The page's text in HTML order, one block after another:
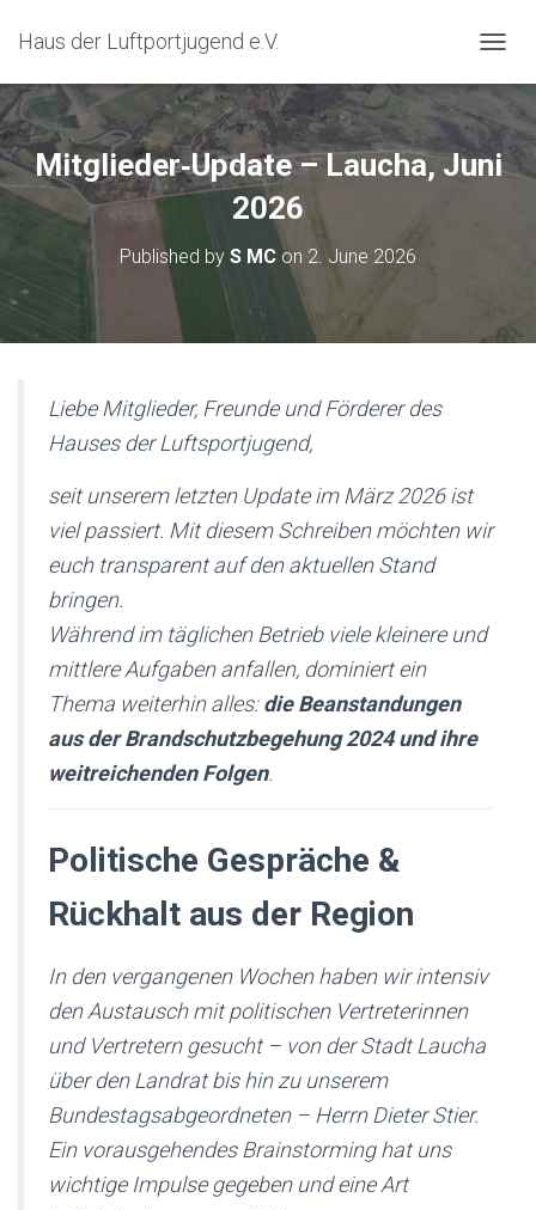
Haus der Luftportjugend e.V.
O
G
L
E
T
Mitglieder‑Update – Laucha, Juni
2026
Published by S MC on 2. June 2026
Liebe Mitglieder, Freunde und Förderer des
Hauses der Luftsportjugend,
seit unserem letzten Update im März 2026 ist
viel passiert. Mit diesem Schreiben möchten wir
euch transparent auf den aktuellen Stand
bringen.
Während im täglichen Betrieb viele kleinere und
mittlere Aufgaben anfallen, dominiert ein
Thema weiterhin alles: die Beanstandungen
aus der Brandschutzbegehung 2024 und ihre
weitreichenden Folgen.
Politische Gespräche &
Rückhalt aus der Region
In den vergangenen Wochen haben wir intensiv
den Austausch mit politischen Vertreterinnen
und Vertretern gesucht – von der Stadt Laucha
über den Landrat bis hin zu unserem
Bundestagsabgeordneten – Herrn Dieter Stier.
Ein vorausgehendes Brainstorming hat uns
wichtige Impulse gegeben und eine Art